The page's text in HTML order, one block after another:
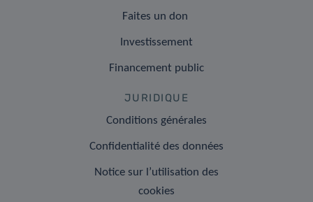
Faites un don
Investissement
Financement public
JURIDIQUE
Conditions générales
Confidentialité des données
Notice sur l’utilisation des
cookies